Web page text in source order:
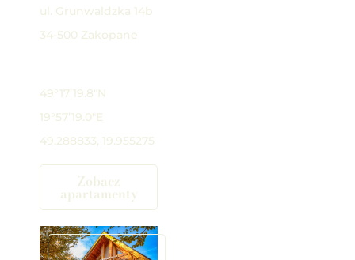
ul. Grunwaldzka 14b
34-500 Zakopane
49°17’19.8″N
19°57’19.0″E
49.288833, 19.955275
Zobacz
apartamenty